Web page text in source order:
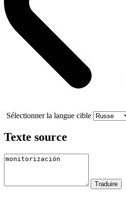
Sélectionner la langue cible
Texte source